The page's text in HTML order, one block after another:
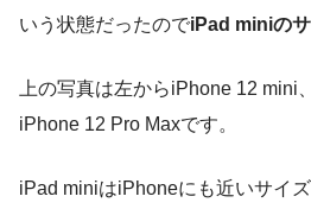
いう状態だったのでiPad miniの
上の写真は左からiPhone 12 mini
iPhone 12 Pro Maxです。
iPad miniはiPhoneにも近いサイ